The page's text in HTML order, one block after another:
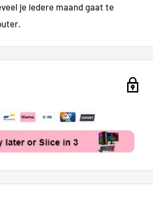
je iedere maand gaat te